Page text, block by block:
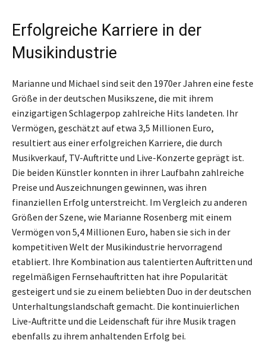
Erfolgreiche Karriere in der
Musikindustrie
Marianne und Michael sind seit den 1970er Jahren eine feste
Größe in der deutschen Musikszene, die mit ihrem
einzigartigen Schlagerpop zahlreiche Hits landeten. Ihr
Vermögen, geschätzt auf etwa 3,5 Millionen Euro,
resultiert aus einer erfolgreichen Karriere, die durch
Musikverkauf, TV-Auftritte und Live-Konzerte geprägt ist.
Die beiden Künstler konnten in ihrer Laufbahn zahlreiche
Preise und Auszeichnungen gewinnen, was ihren
finanziellen Erfolg unterstreicht. Im Vergleich zu anderen
Größen der Szene, wie Marianne Rosenberg mit einem
Vermögen von 5,4 Millionen Euro, haben sie sich in der
kompetitiven Welt der Musikindustrie hervorragend
etabliert. Ihre Kombination aus talentierten Auftritten und
regelmäßigen Fernsehauftritten hat ihre Popularität
gesteigert und sie zu einem beliebten Duo in der deutschen
Unterhaltungslandschaft gemacht. Die kontinuierlichen
Live-Auftritte und die Leidenschaft für ihre Musik tragen
ebenfalls zu ihrem anhaltenden Erfolg bei.